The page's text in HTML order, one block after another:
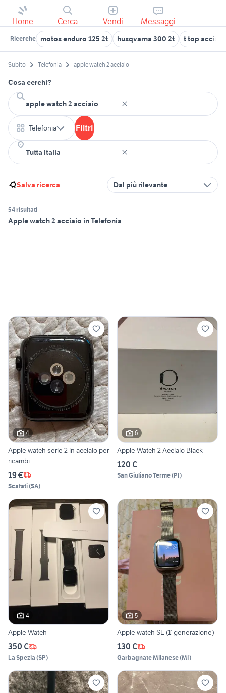
Home Cerca Vendi Messaggi
Ricerche motos enduro 125 2t husqvarna 300 2t t top acciaio
Subito Telefonia apple watch 2 acciaio
Cosa cerchi?
Telefonia Filtri
Salva ricerca Dal più rilevante
54 risultati
Apple watch 2 acciaio in Telefonia
4
Apple watch serie 2 in acciaio per
ricambi
19 €
Scafati(SA)
6
Apple Watch 2 Acciaio Black
120 €
San Giuliano Terme(PI)
4
Apple Watch
350 €
La Spezia (SP)
5
Apple watch SE (1’ generazione)
130 €
Garbagnate Milanese(MI)